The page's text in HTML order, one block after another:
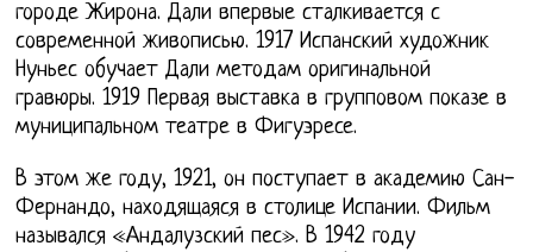
городе Жирона. Дали впервые сталкивается с
современной живописью. 1917 Испанский художник
Нуньес обучает Дали методам оригинальной
гравюры. 1919 Первая выставка в групповом показе в
муниципальном театре в Фигуэресе.
В этом же году, 1921, он поступает в академию Сан-
Фернандо, находящаяся в столице Испании. Фильм
назывался «Андалузский пес». В 1942 году